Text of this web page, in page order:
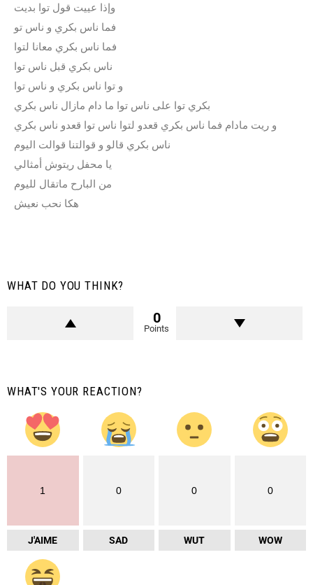
وإذا عييت قول توا بديت
فما ناس بكري و ناس تو
فما ناس بكري معانا لتوا
ناس بكري قبل ناس توا
و توا ناس بكري و ناس توا
بكري توا على ناس توا ما دام مازال ناس بكري
و ريت مادام فما ناس بكري قعدو لتوا ناس توا قعدو ناس بكري
ناس بكري قالو و قوالتنا قوالت اليوم
يا محفل ريتوش أمثالي
من البارح ماتقال لليوم
هكا نحب نعيش
WHAT DO YOU THINK?
0
Points
WHAT'S YOUR REACTION?
1
J'AIME
0
SAD
0
WUT
0
WOW